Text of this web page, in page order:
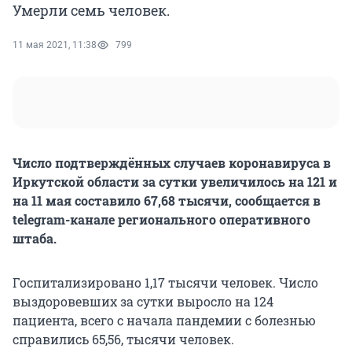
Умерли семь человек.
11 мая 2021, 11:38 799
Число подтверждённых случаев коронавируса в
Иркутской области за сутки увеличилось на 121 и
на 11 мая составило 67,68 тысячи, сообщается в
telegram-канале регионального оперативного
штаба.
Госпитализировано 1,17 тысячи человек. Число
выздоровевших за сутки выросло на 124
пациента, всего с начала пандемии с болезнью
справились 65,56, тысячи человек.